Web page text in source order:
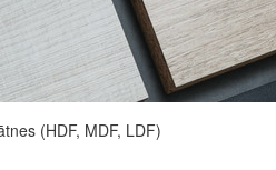
(HDF, MDF, LDF)